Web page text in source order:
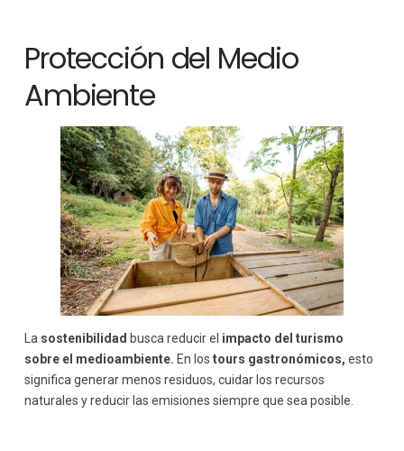
Protección del Medio
Ambiente
La sostenibilidad busca reducir el impacto del turismo
sobre el medioambiente. En los tours gastronómicos, esto
significa generar menos residuos, cuidar los recursos
naturales y reducir las emisiones siempre que sea posible.